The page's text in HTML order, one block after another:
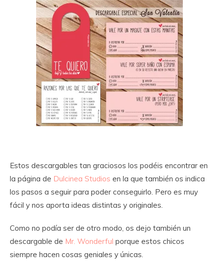
Estos descargables tan graciosos los podéis encontrar en
la página de Dulcinea Studios en la que también os indica
los pasos a seguir para poder conseguirlo. Pero es muy
fácil y nos aporta ideas distintas y originales.
Como no podía ser de otro modo, os dejo también un
descargable de Mr. Wonderful porque estos chicos
siempre hacen cosas geniales y únicas.